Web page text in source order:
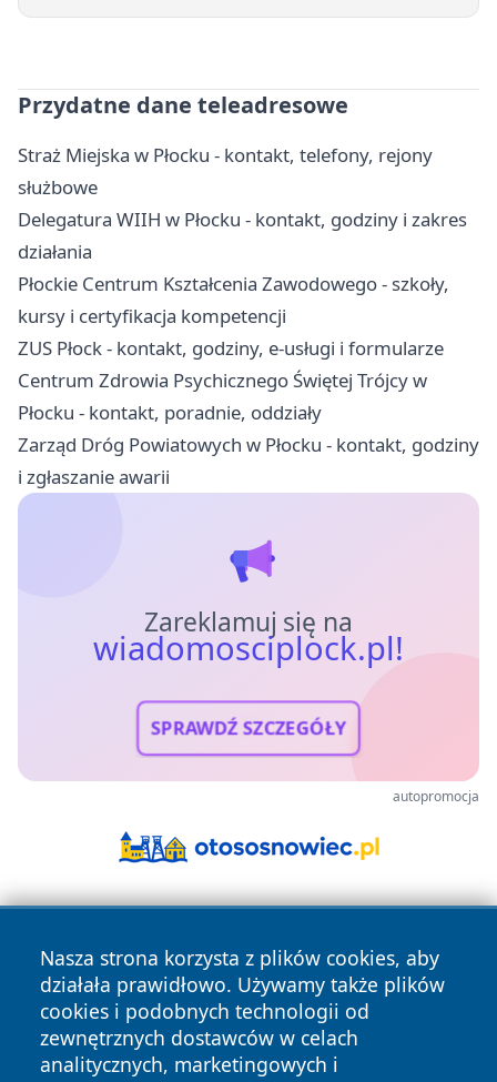
Przydatne dane teleadresowe
Straż Miejska w Płocku - kontakt, telefony, rejony
służbowe
Delegatura WIIH w Płocku - kontakt, godziny i zakres
działania
Płockie Centrum Kształcenia Zawodowego - szkoły,
kursy i certyfikacja kompetencji
ZUS Płock - kontakt, godziny, e-usługi i formularze
Centrum Zdrowia Psychicznego Świętej Trójcy w
Płocku - kontakt, poradnie, oddziały
Zarząd Dróg Powiatowych w Płocku - kontakt, godziny
i zgłaszanie awarii
Zareklamuj się na
wiadomosciplock.pl!
SPRAWDŹ SZCZEGÓŁY
autopromocja
Nasza strona korzysta z plików cookies, aby
działała prawidłowo. Używamy także plików
cookies i podobnych technologii od
zewnętrznych dostawców w celach
analitycznych, marketingowych i
Copyright © 2026 wiadomosciplock.pl Wszystkie prawa
zastrzeżone.